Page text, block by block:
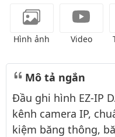
Hình ảnh Video
Mô tả ngắn
Đầu ghi hình EZ-IP
kênh camera IP,
kiệm băng thông,